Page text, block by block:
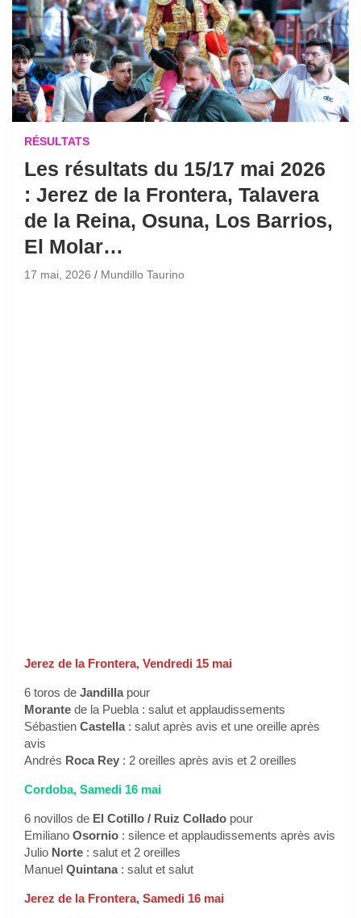
RÉSULTATS
Les résultats du 15/17 mai 2026
: Jerez de la Frontera, Talavera
de la Reina, Osuna, Los Barrios,
El Molar…
17 mai, 2026 Mundillo Taurino
Jerez de la Frontera, Vendredi 15 mai
6 toros de Jandilla pour
Morante de la Puebla : salut et applaudissements
Sébastien Castella: salut après avis et une oreille après
avis
Andrés Roca Rey : 2 oreilles après avis et 2 oreilles
Cordoba, Samedi 16 mai
6 novillos de El Cotillo / Ruiz Collado pour
Emiliano Osornio : silence et applaudissements après avis
Julio Norte : salut et 2 oreilles
Manuel Quintana : salut et salut
Jerez de la Frontera, Samedi 16 mai